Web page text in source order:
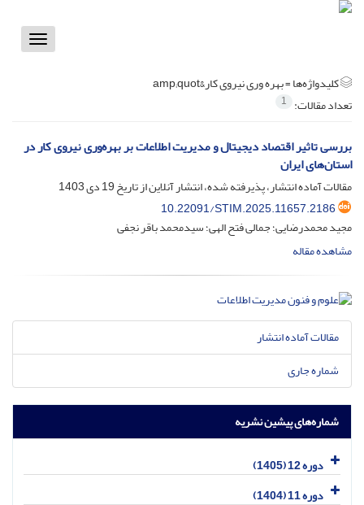
Toggle
کلیدواژه‌ها =بهره وری نیروی کار&amp;quot
تعداد مقالات: 1
بررسی تاثیر اقتصاد دیجیتال و مدیریت اطلاعات بر بهره‌وری نیروی کار در
استان‌های ایران
مقالات آماده انتشار، پذیرفته شده، انتشار آنلاین از تاریخ19 دی 1403
10.22091/STIM.2025.11657.2186
مجید محمدرضایی؛ جمالی فتح الهی؛ سیدمحمد باقر نجفی
مشاهده مقاله
مقالات آماده انتشار
شماره جاری
شماره‌های پیشین نشریه
دوره 12 (1405)
دوره 11 (1404)